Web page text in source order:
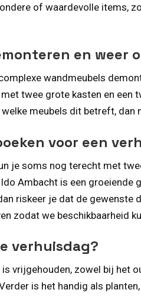
of waardevolle items,
en weer
wandmeubels
twee grote kasten en
meubels dit betreft, dan
voor een
je soms nog terecht met
Ambacht is een
riskeer je dat de gewenste
zodat we beschikbaarheid
verhuisdag?
vrijgehouden, zowel bij het
is het handig als